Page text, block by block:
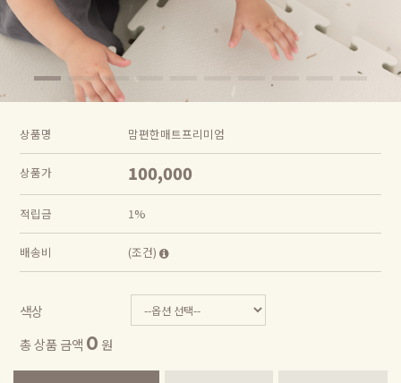
상품명 맘편한매트프리미엄
상품가 100,000
적립금 1%
배송비 (조건)
색상
총 상품 금액 0 원